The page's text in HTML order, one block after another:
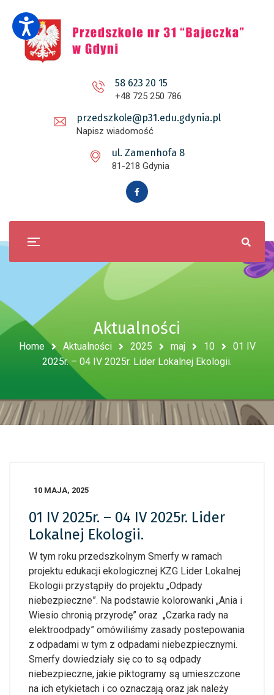
58 623 20 15
+48 725 250 786
przedszkole@p31.edu.gdynia.pl
Napisz wiadomość
ul. Zamenhofa 8
81-218 Gdynia
Aktualności
Home Aktualności 2025 maj 10
01 IV
2025r. – 04 IV 2025r. Lider Lokalnej Ekologii.
10 MAJA, 2025
01 IV 2025r. – 04 IV 2025r. Lider
Lokalnej Ekologii.
W tym roku przedszkolnym Smerfy w ramach
projektu edukacji ekologicznej KZG Lider Lokalnej
Ekologii przystąpiły do projektu „Odpady
niebezpieczne”. Na podstawie kolorowanki „Ania i
Wiesio chronią przyrodę” oraz „Czarka rady na
elektroodpady” omówiliśmy zasady postepowania
z odpadami w tym z odpadami niebezpiecznymi.
Smerfy dowiedziały się co to są odpady
niebezpieczne, jakie piktogramy są umieszczone
na ich etykietach i co oznaczają oraz jak należy